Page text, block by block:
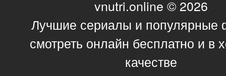
vnutri.online © 2026
Лучшие сериалы и
смотреть онлайн бесплатно и в
качестве